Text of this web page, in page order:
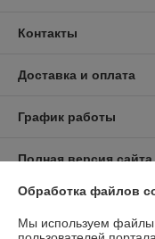
Контакты
Доставка и оплата
График работы
Полная версия сайта
Политика обработки
Обработка файлов
Мы используем файлы